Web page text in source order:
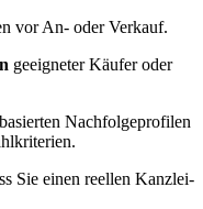
vor An- oder Ver­kauf.
geeig­ne­ter Käu­fer oder
Nach­fol­ge­pro­fi­len
Sie einen reel­len Kanz­lei­